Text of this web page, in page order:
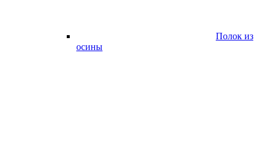
Полок из
осины